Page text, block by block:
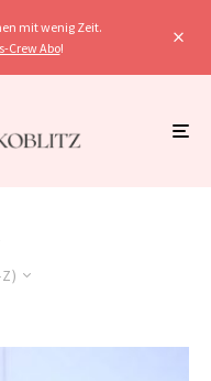
mit wenig Zeit.
Crew Abo!